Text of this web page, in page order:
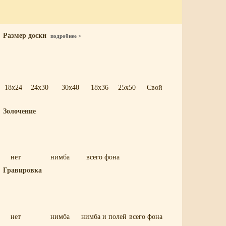
Размер доски подробнее >
18x24 24x30 30x40 18x36 25x50 Свой
Золочение
нет нимба
всего фона
Гравировка
нет нимба нимба и полей всего фона